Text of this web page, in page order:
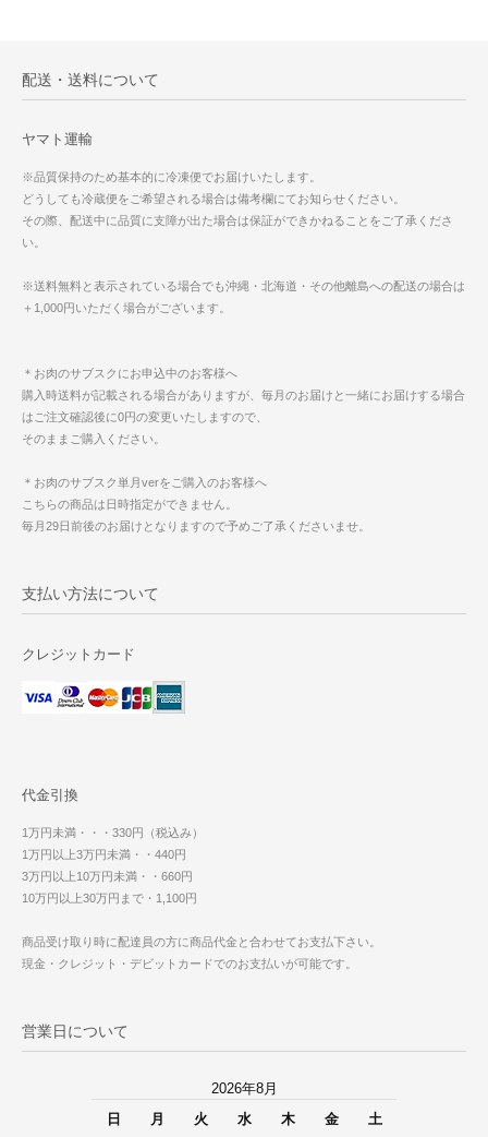
配送・送料について
ヤマト運輸
※品質保持のため基本的に冷凍便でお届けいたします。
どうしても冷蔵便をご希望される場合は備考欄にてお知らせください。
その際、配送中に品質に支障が出た場合は保証ができかねることをご了承くださ
い。
※送料無料と表示されている場合でも沖縄・北海道・その他離島への配送の場合は
＋1,000円いただく場合がございます。
＊お肉のサブスクにお申込中のお客様へ
購入時送料が記載される場合がありますが、毎月のお届けと一緒にお届けする場合
はご注文確認後に0円の変更いたしますので、
そのままご購入ください。
＊お肉のサブスク単月verをご購入のお客様へ
こちらの商品は日時指定ができません。
毎月29日前後のお届けとなりますので予めご了承くださいませ。
支払い方法について
クレジットカード
代金引換
1万円未満・・・330円（税込み）
1万円以上3万円未満・・440円
3万円以上10万円未満・・660円
10万円以上30万円まで・1,100円
商品受け取り時に配達員の方に商品代金と合わせてお支払下さい。
現金・クレジット・デビットカードでのお支払いが可能です。
営業日について
2026年8月
日
月 火 水 木 金 土